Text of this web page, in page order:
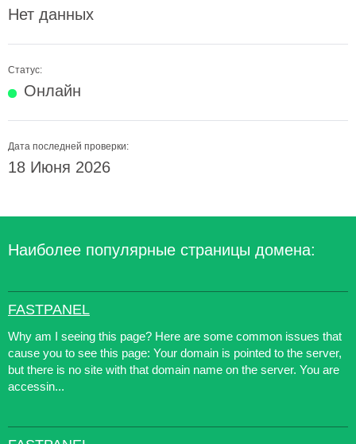
Нет данных
Статус:
Онлайн
Дата последней проверки:
18 Июня 2026
Наиболее популярные страницы домена:
FASTPANEL
Why am I seeing this page? Here are some common issues that
cause you to see this page: Your domain is pointed to the server,
but there is no site with that domain name on the server. You are
accessin...